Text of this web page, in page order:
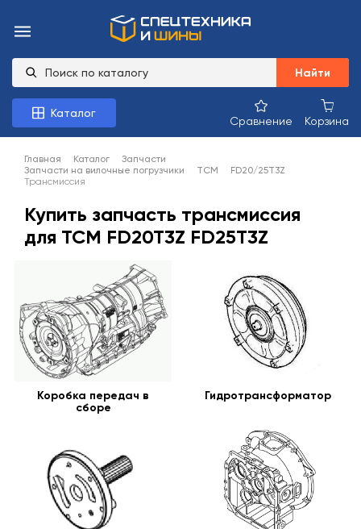
Найти
Каталог
Сравнение Корзина
Главная Каталог
Запчасти
Запчасти на вилочные погрузчики
TCM
FD20/25T3Z
Трансмиссия
Купить запчасть трансмиссия
для TCM FD20T3Z FD25T3Z
Коробка передач в
сборе
Гидротрансформатор